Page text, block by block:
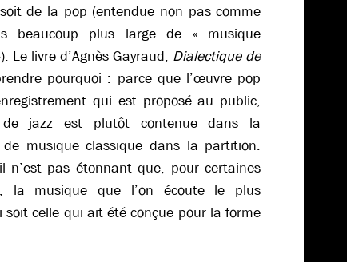
de la pop (entendue non pas comme
beaucoup plus large de « musique
Le livre d’Agnès Gayraud, Dialectique de
pourquoi : parce que l’œuvre pop
qui est proposé au public,
jazz est plutôt contenue dans la
musique classique dans la partition.
n’est pas étonnant que, pour certaines
la musique que l’on écoute le plus
soit celle qui ait été conçue pour la forme